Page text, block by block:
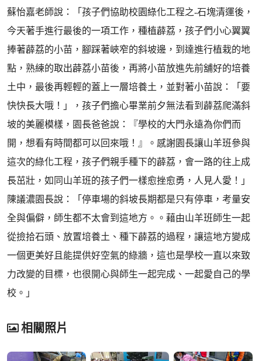
蘇怡嘉老師說：「孩子們協助校園綠化工程之-石塊清運後，
今天著手進行最後的一項工作，種植薜荔，孩子們小心翼翼
捧著薜荔的小苗，腳踩著峽窄的斜坡邊，到達進行植栽的地
點，熟練的取出薜荔小苗後，再將小苗放進先前舖好的培養
土中，最後再輕輕的蓋上一層培養土，並對著小苗說：「要
快快長大哦！」，孩子們擔心畢業前夕無法看到薜荔爬滿斜
坡的美麗模樣，園長爸爸說：『學校的大門永遠為你們而
開，想看有時間都可以回來哦！』。感謝園長讓山羊班參與
這次的綠化工程，孩子們親手種下的薜荔，會一路的往上成
長茁壯，如同山羊班的孩子們一樣愈挫愈勇，人見人愛！」
陳議濃園長說：「停車場的斜坡長期都是只有停車，考量安
全與偏僻，師生都不太會到這地方。。藉由山羊班師生一起
從撿拾石頭、放置培養土、種下薜荔的過程，讓這地方變成
一個更美好且能提供好空氣的綠牆，這也是學校一直以來致
力改變的目標，也很開心與師生一起完成、一起愛自己的學
校。」
相關照片